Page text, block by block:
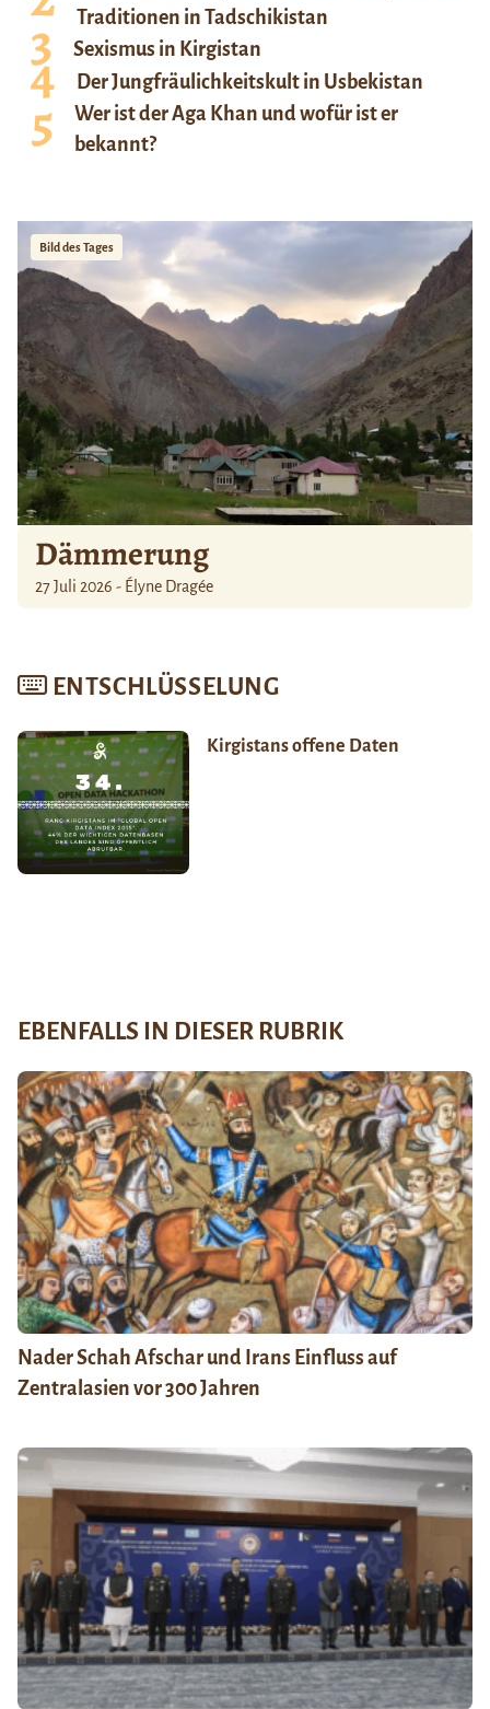
Traditionen in Tadschikistan
Sexismus in Kirgistan
Der Jungfräulichkeitskult in Usbekistan
Wer ist der Aga Khan und wofür ist er
bekannt?
Bild des Tages
Dämmerung
27 Juli 2026 - Élyne Dragée
ENTSCHLÜSSELUNG
Kirgistans offene Daten
EBENFALLS IN DIESER RUBRIK
Nader Schah Afschar und Irans Einfluss auf
Zentralasien vor 300 Jahren